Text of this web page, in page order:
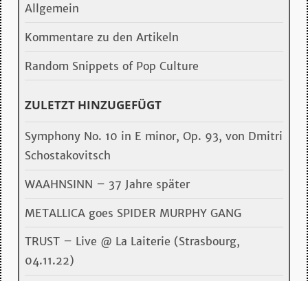
Allgemein
Kommentare zu den Artikeln
Random Snippets of Pop Culture
ZULETZT HINZUGEFÜGT
Symphony No. 10 in E minor, Op. 93, von Dmitri
Schostakovitsch
WAAHNSINN – 37 Jahre später
METALLICA goes SPIDER MURPHY GANG
TRUST – Live @ La Laiterie (Strasbourg,
04.11.22)